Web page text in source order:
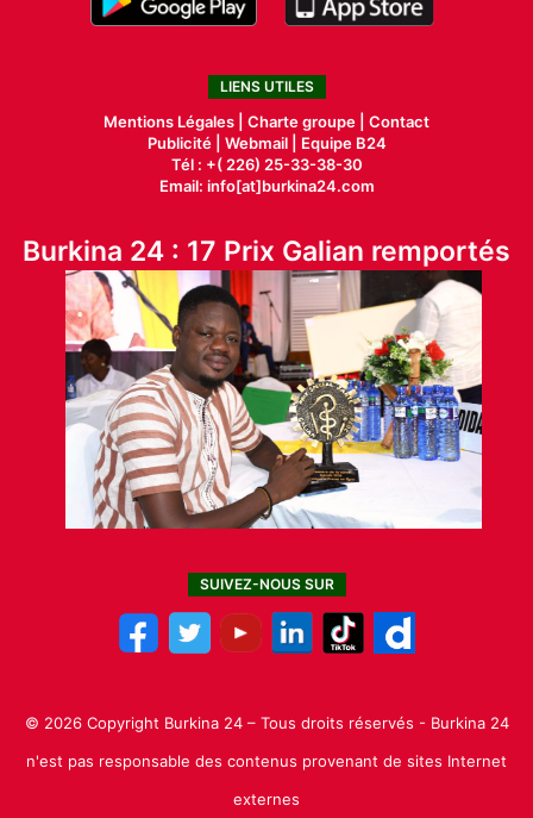
LIENS UTILES
Mentions Légales | Charte groupe | Contact
Publicité| Webmail |
Equipe B24
Tél : +( 226) 25-33-38-30
Email: info[at]burkina24.com
Burkina 24 : 17 Prix Galian remportés
SUIVEZ-NOUS SUR
© 2026 Copyright Burkina 24 – Tous droits réservés - Burkina 24
n'est pas responsable des contenus provenant de sites Internet
externes